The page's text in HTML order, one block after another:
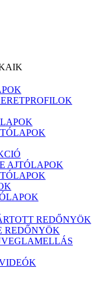
AJTÓLAPOK
REDŐNYÖK
REDŐNYÖK